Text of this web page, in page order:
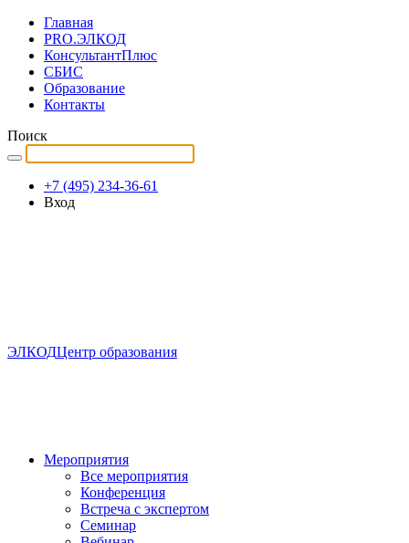
Главная
PRO.ЭЛКОД
КонсультантПлюс
СБИС
Образование
Контакты
Поиск
+7 (495) 234-36-61
Вход
ЭЛКОДЦентр образования
Мероприятия
Все мероприятия
Конференция
Встреча с экспертом
Семинар